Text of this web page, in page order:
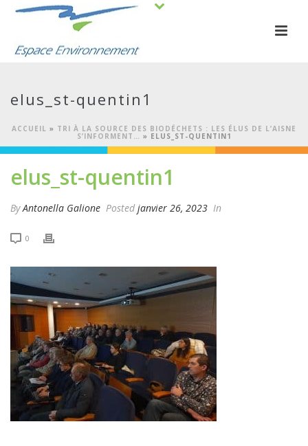
elus_st-quentin1
ACCUEIL » TRI À LA SOURCE DES BIODÉCHETS : LES ÉLUS DE L’AISNE
S’INFORMENT… » ELUS_ST-QUENTIN1
elus_st-quentin1
ByAntonella Galione Posted janvier 26, 2023 In
0